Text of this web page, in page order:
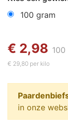
100 gram
€ 2,98 100
€ 29,80 per kilo
in onze